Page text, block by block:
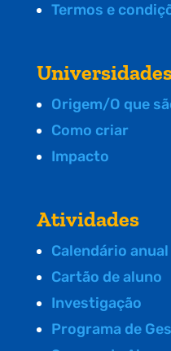
Termos e
Origem/O que
Como criar
Impacto
Atividades
Calendário anual
Cartão de aluno
Investigação
Programa de